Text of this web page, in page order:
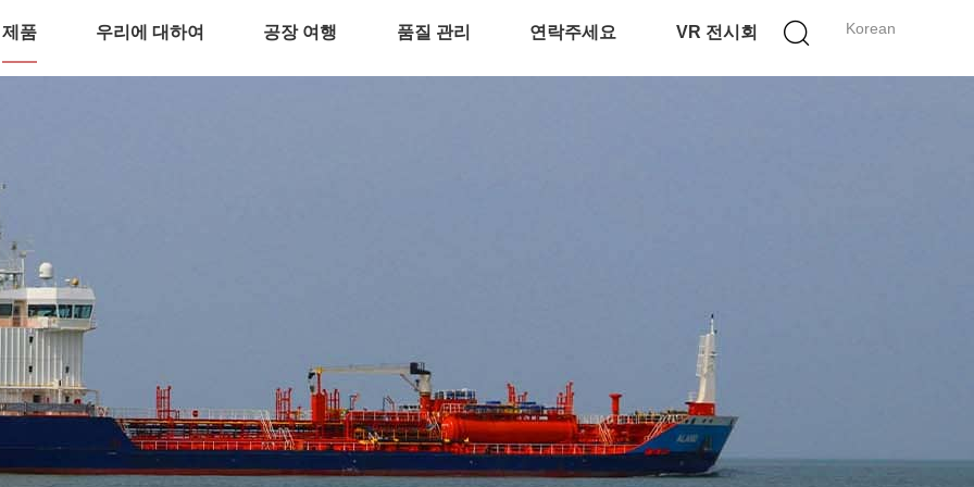
Korean
제품 우리에 대하여 공장 여행 품질 관리 연락주세요 VR 전시회